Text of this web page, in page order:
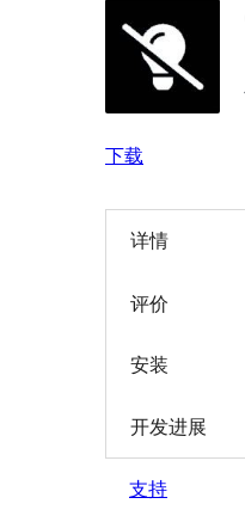
下载
详情
评价
安装
开发进展
支持